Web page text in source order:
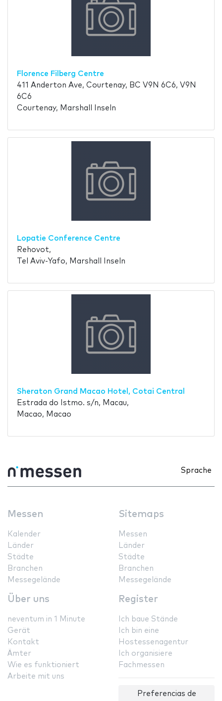
Florence Filberg Centre
411 Anderton Ave, Courtenay, BC V9N 6C6, V9N
6C6
Courtenay, Marshall Inseln
Lopatie Conference Centre
Rehovot,
Tel Aviv-Yafo, Marshall Inseln
Sheraton Grand Macao Hotel, Cotai Central
Estrada do Istmo. s/n, Macau,
Macao, Macao
Sprache
Messen
Kalender
Länder
Städte
Branchen
Messegelände
Sitemaps
Messen
Länder
Städte
Branchen
Messegelände
Über uns
neventum in 1 Minute
Gerät
Kontakt
Ämter
Wie es funktioniert
Arbeite mit uns
Register
Ich baue Stände
Ich bin eine
Hostessenagentur
Ich organisiere
Fachmessen
Preferencias de